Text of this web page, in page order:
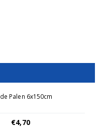
Palen 6x150cm
€4,70